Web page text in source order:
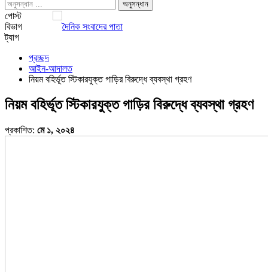
পোস্ট
বিভাগ
ট্যাগ
প্রচ্ছদ
আইন-আদালত
নিয়ম বহির্ভূত স্টিকারযুক্ত গাড়ির বিরুদ্ধে ব্যবস্থা গ্রহণ
নিয়ম বহির্ভূত স্টিকারযুক্ত গাড়ির বিরুদ্ধে ব্যবস্থা গ্রহণ
প্রকাশিত: মে ১, ২০২৪